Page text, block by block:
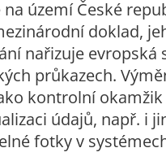
na území České
doklad,
nařizuje evropská
průkazech.
kontrolní okamžik
údajů, např. i
fotky v